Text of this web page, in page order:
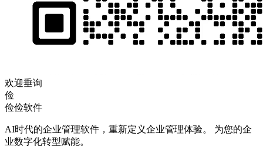
欢迎垂询
俭
俭俭软件
AI时代的企业管理软件，重新定义企业管理体验。 为您的企
业数字化转型赋能。